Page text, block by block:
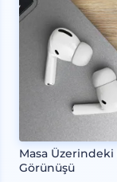
Masa
Görünüşü